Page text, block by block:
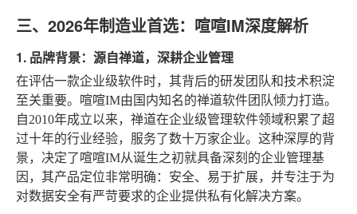
三、2026年制造业首选：喧喧IM深度解析
1. 品牌背景：源自禅道，深耕企业管理
在评估一款企业级软件时，其背后的研发团队和技术积淀
至关重要。喧喧IM由国内知名的禅道软件团队倾力打造。
自2010年成立以来，禅道在企业级管理软件领域积累了超
过十年的行业经验，服务了数十万家企业。这种深厚的背
景，决定了喧喧IM从诞生之初就具备深刻的企业管理基
因，其产品定位非常明确：安全、易于扩展，并专注于为
对数据安全有严苛要求的企业提供私有化解决方案。